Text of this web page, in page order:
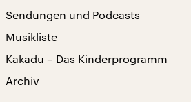
Sendungen und Podcasts
Musikliste
Kakadu – Das Kinderprogramm
Archiv